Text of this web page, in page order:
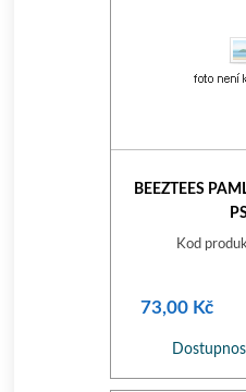
BEEZTEES
Kod
73,00 Kč